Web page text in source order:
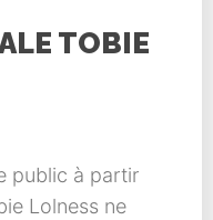
TOBIE
public à partir
Lolness ne